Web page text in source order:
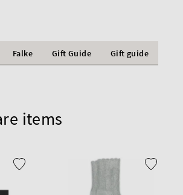
Falke Gift Guide Gift guide
items